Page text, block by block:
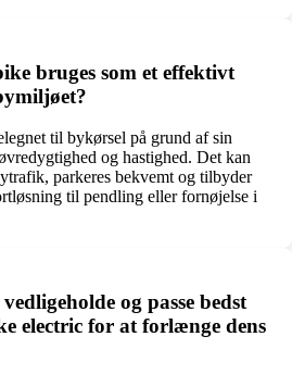
bruges som et effektivt
til bykørsel på grund af sin
og hastighed. Det kan
parkeres bekvemt og tilbyder
til pendling eller fornøjelse i
og passe bedst
electric for at forlænge dens